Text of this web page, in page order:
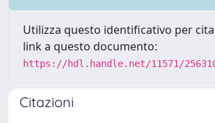
Utilizza questo identificativo per
link a questo documento:
https://hdl.handle.net/11571/
Citazioni